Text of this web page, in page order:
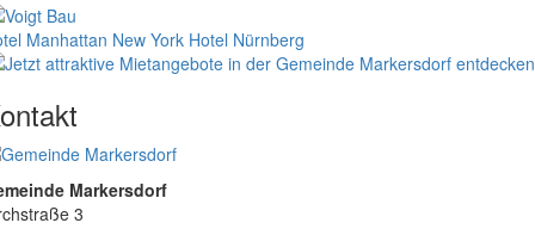
Manhattan New York Hotel Nürnberg
Markersdorf
3